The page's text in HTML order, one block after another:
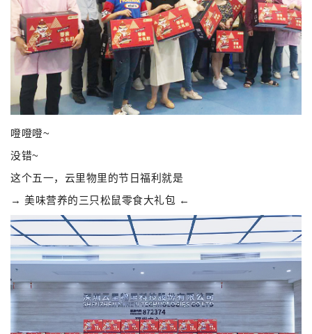
噔噔噔~
没错~
这个五一，云里物里的节日福利就是
→ 美味营养的三只松鼠零食大礼包 ←